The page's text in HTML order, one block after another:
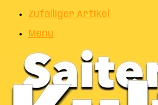
Zufälliger Artikel
Menu